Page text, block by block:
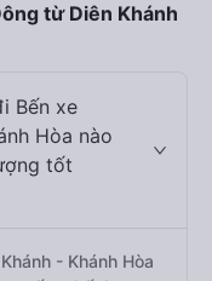
từ Diên Khánh
Bến xe
Hòa nào
tốt
- Khánh Hòa